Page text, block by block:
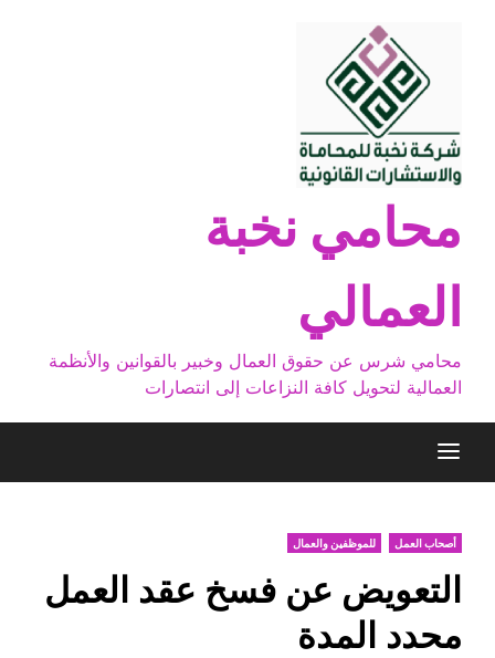
محامي نخبة
العمالي
محامي شرس عن حقوق العمال وخبير بالقوانين والأنظمة
العمالية لتحويل كافة النزاعات إلى انتصارات
أصحاب العمل للموظفين والعمال
التعويض عن فسخ عقد العمل
محدد المدة